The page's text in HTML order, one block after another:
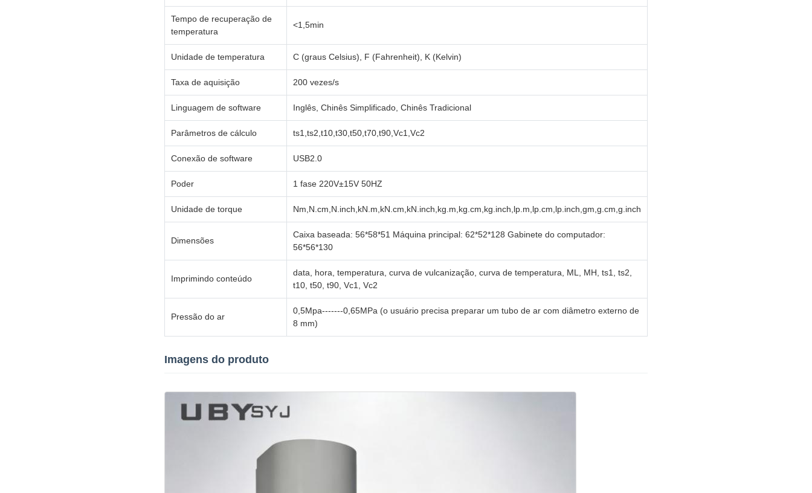
Tempo de recuperação de
temperatura
<1,5min
Unidade de temperatura C (graus Celsius), F (Fahrenheit), K (Kelvin)
Taxa de aquisição 200 vezes/s
Linguagem de software Inglês, Chinês Simplificado, Chinês Tradicional
Parâmetros de cálculo ts1,ts2,t10,t30,t50,t70,t90,Vc1,Vc2
Conexão de software USB2.0
Poder 1 fase 220V±15V 50HZ
Unidade de torque Nm,N.cm,N.inch,kN.m,kN.cm,kN.inch,kg.m,kg.cm,kg.inch,lp.m,lp.cm,lp.inch,gm,g.cm,g.inch
Dimensões
Caixa baseada: 56*58*51 Máquina principal: 62*52*128 Gabinete do computador:
56*56*130
Imprimindo conteúdo
data, hora, temperatura, curva de vulcanização, curva de temperatura, ML, MH, ts1, ts2,
t10, t50, t90, Vc1, Vc2
Pressão do ar
0,5Mpa-------0,65MPa (o usuário precisa preparar um tubo de ar com diâmetro externo de
8 mm)
Imagens do produto